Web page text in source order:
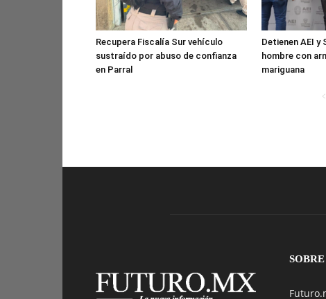
Recupera Fiscalía Sur vehículo
sustraído por abuso de confianza
en Parral
Detienen AEI y
hombre con
mariguana